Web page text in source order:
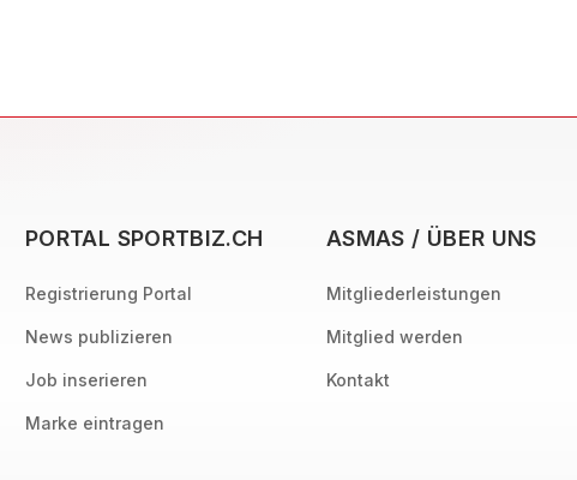
PORTAL SPORTBIZ.CH
Registrierung Portal
News publizieren
Job inserieren
Marke eintragen
ASMAS / ÜBER UNS
Mitgliederleistungen
Mitglied werden
Kontakt